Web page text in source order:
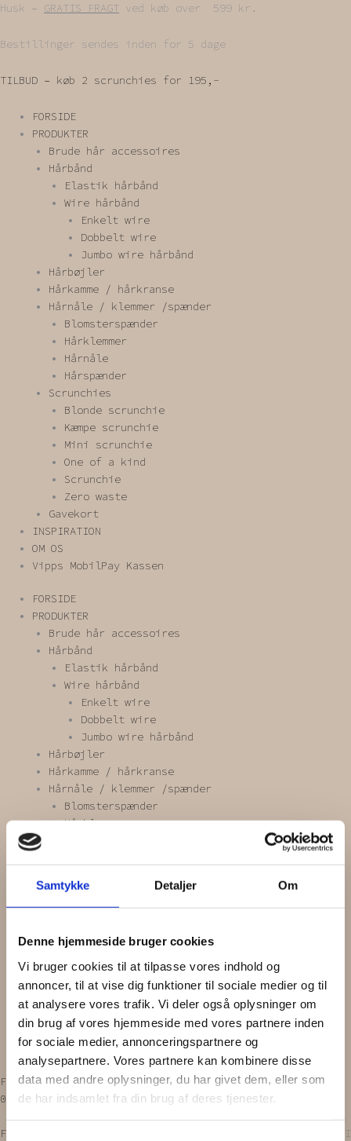
Samtykke Detaljer Om
Denne hjemmeside bruger cookies
Vi bruger cookies til at tilpasse vores indhold og
annoncer, til at vise dig funktioner til sociale medier og til
at analysere vores trafik. Vi deler også oplysninger om
din brug af vores hjemmeside med vores partnere inden
for sociale medier, annonceringspartnere og
analysepartnere. Vores partnere kan kombinere disse
data med andre oplysninger, du har givet dem, eller som
de har indsamlet fra din brug af deres tjenester.
Gå
indholdet
Husk – GRATIS FRAGT ved køb over 599 kr.
Bestillinger sendes inden for 5 dage
TILBUD – køb 2 scrunchies for 195,-
FORSIDE
PRODUKTER
Brude hår accessoires
Hårbånd
Elastik hårbånd
Wire hårbånd
Enkelt wire
Dobbelt wire
Jumbo wire hårbånd
Hårbøjler
Hårkamme / hårkranse
Hårnåle / klemmer /spænder
Blomsterspænder
Hårklemmer
Hårnåle
Hårspænder
Scrunchies
Blonde scrunchie
Kæmpe scrunchie
Mini scrunchie
One of a kind
Scrunchie
Zero waste
Gavekort
INSPIRATION
OM OS
Vipps MobilPay Kassen
FORSIDE
PRODUKTER
Brude hår accessoires
Hårbånd
Elastik hårbånd
Wire hårbånd
Enkelt wire
Dobbelt wire
Jumbo wire hårbånd
Hårbøjler
Hårkamme / hårkranse
Hårnåle / klemmer /spænder
Blomsterspænder
Hårklemmer
Blonde scrunchie
Kæmpe scrunchie
One of a kind
Scrunchie
Zero waste
INSPIRATION
OM OS
Vipps MobilPay Kassen
Facebook Instagram
0,00 kr. 0 Kurv
Forside
/ MINI